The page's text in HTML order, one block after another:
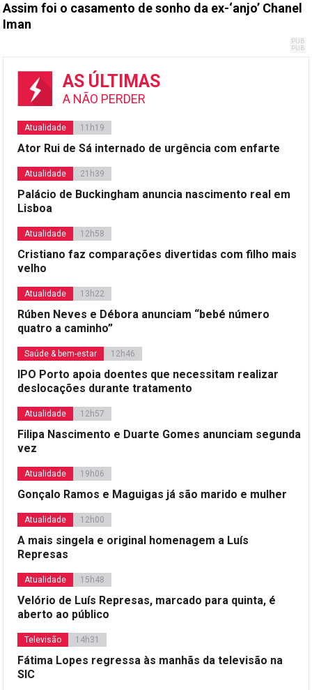
Assim foi o casamento de sonho da ex-‘anjo’ Chanel
Iman
AS ÚLTIMAS
A NÃO PERDER
Atualidade 11h19
Ator Rui de Sá internado de urgência com enfarte
Atualidade 21h39
Palácio de Buckingham anuncia nascimento real em
Lisboa
Atualidade 12h58
Cristiano faz comparações divertidas com filho mais
velho
Atualidade 13h22
Rúben Neves e Débora anunciam “bebé número
quatro a caminho”
Saúde & bem-estar 12h46
IPO Porto apoia doentes que necessitam realizar
deslocações durante tratamento
Atualidade 12h57
Filipa Nascimento e Duarte Gomes anunciam segunda
vez
Atualidade 19h06
Gonçalo Ramos e Maguigas já são marido e mulher
Atualidade 12h00
A mais singela e original homenagem a Luís
Represas
Atualidade 15h48
Velório de Luís Represas, marcado para quinta, é
aberto ao público
Televisão 14h31
Fátima Lopes regressa às manhãs da televisão na
SIC